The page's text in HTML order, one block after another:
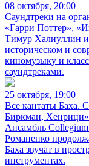
08 октября, 20:00
Саундтреки на
«Гарри Поттер»,
Тимур Халиуллин
историческом и
киномузыку и
саундтреками.
25 октября, 19:00
Все кантаты Баха.
Биркман, Хенрици»
Ансамбль
Романенко
Баха звучат в
инструментах.